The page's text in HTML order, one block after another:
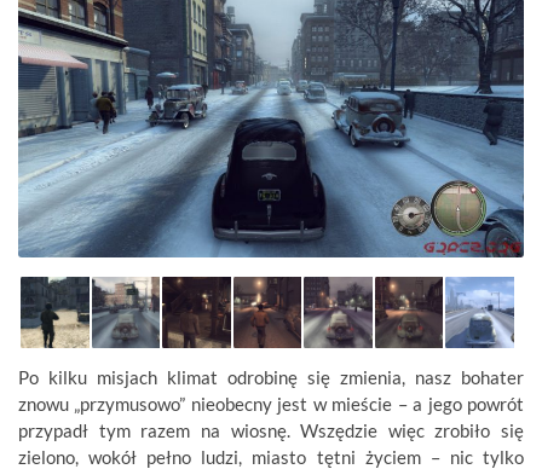
Po kilku misjach klimat odrobinę się zmienia, nasz bohater
znowu „przymusowo” nieobecny jest w mieście – a jego powrót
przypadł tym razem na wiosnę. Wszędzie więc zrobiło się
zielono, wokół pełno ludzi, miasto tętni życiem – nic tylko